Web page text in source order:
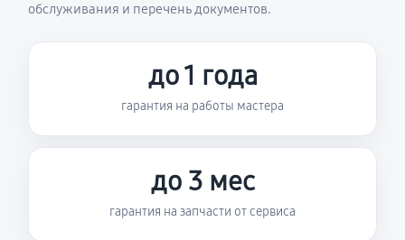
обслуживания и перечень документов.
до 1 года
гарантия на работы мастера
до 3 мес
гарантия на запчасти от сервиса